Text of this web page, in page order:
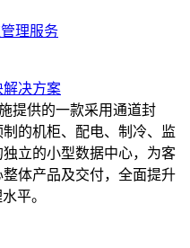
理服务
解决方案
提供的一款采用通道封
的机柜、配电、制冷、监
立的小型数据中心，为客
整体产品及交付，全面提升
平。